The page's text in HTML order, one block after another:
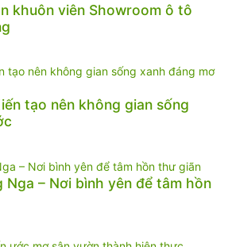
khuôn viên Showroom ô tô
tạo nên không gian sống
Nga – Nơi bình yên để tâm hồn